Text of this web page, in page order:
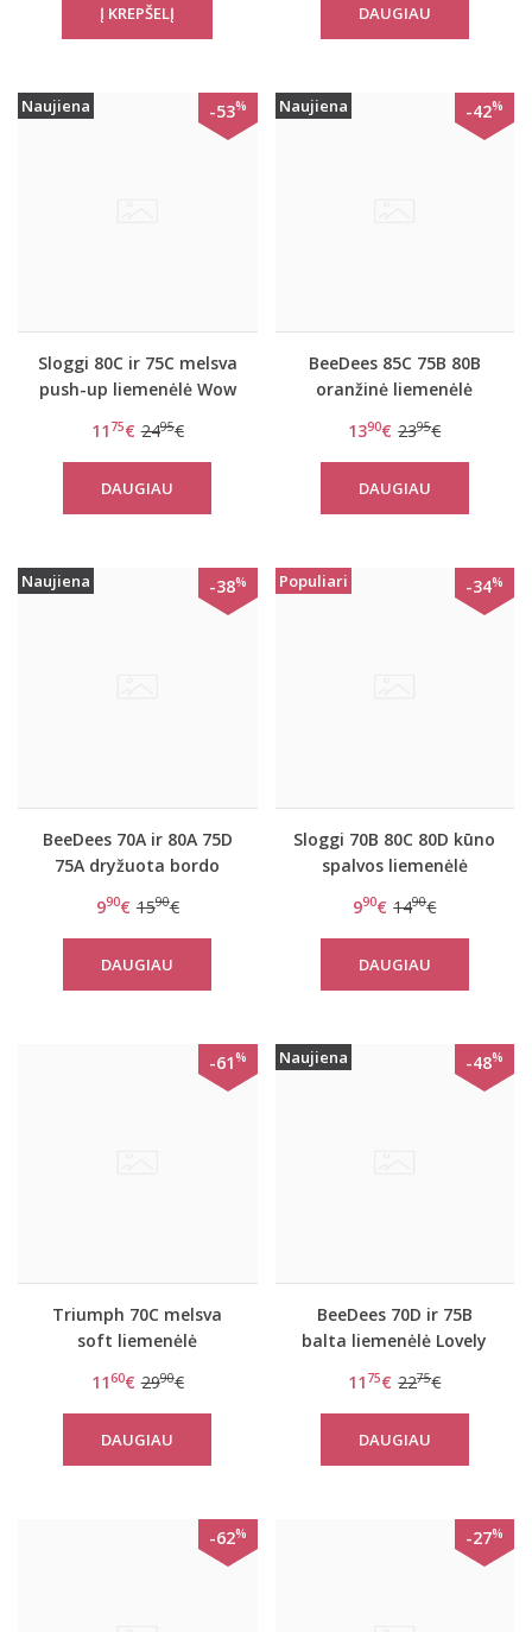
DAUGIAU
Naujiena -53%
Sloggi 80C ir 75C melsva
push-up liemenėlė Wow
11 75€ 2495€
DAUGIAU
Naujiena -42%
BeeDees 85C 75B 80B
oranžinė liemenėlė
1390€ 2395€
DAUGIAU
Naujiena -38%
BeeDees 70A ir 80A 75D
75A dryžuota bordo
WHPM
990€ 1590€
DAUGIAU
Populiari -34%
Sloggi 70B 80C 80D kūno
spalvos liemenėlė
990€ 1490€
DAUGIAU
-61%
Triumph 70C melsva
soft liemenėlė
1160€ 2990€
DAUGIAU
Naujiena -48%
BeeDees 70D ir 75B
balta liemenėlė Lovely
11 75€ 2275€
DAUGIAU
-62% -27%